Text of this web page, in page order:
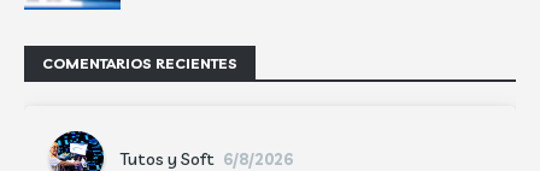
COMENTARIOS RECIENTES
Tutos y Soft 6/8/2026